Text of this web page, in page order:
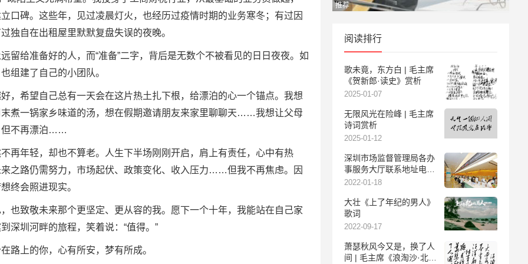
口碑。这些年，见过凌晨灯火，也经历过疫情时期的业务寒冬；有过因
独自在出租屋里默默复盘失误的夜晚。
留给准备好的人，而“准备”二字，背后是无数个不被看见的日日夜夜。如
组建了自己的小团队。
，希望自己总有一天会在这片热土扎下根，给漂泊的心一个锚点。我想
煮一锅家乡味道的汤，想在假期邀请朋友来家里聊聊天……我想让父母
但不再漂泊……
再年轻，却也不算老。人生下半场刚刚开启，肩上有责任，心中有热
之路仍需努力，市场起伏、政策变化、收入压力……但我不再焦虑。因
终会照进现实。
也致敬未来那个更坚定、更从容的我。愿下一个十年，我能站在自己家
深圳河畔的旅程，笑着说：“值得。”
路上的你，心有所安，梦有所成。
推荐
阅读排行
歌未竟，东方白 | 毛主席
《贺新郎·读史》赏析
2025-01-07
无限风光在险峰 | 毛主席
诗词赏析
2025-01-12
深圳市场监督管理局各办
事服务大厅联系地址电话
及服务时间
2022-01-18
大壮《上了年纪的男人》
歌词
2022-09-17
萧瑟秋风今又是，换了人
间 | 毛主席《浪淘沙·北戴